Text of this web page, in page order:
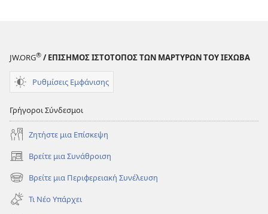
JW.ORG® / ΕΠΙΣΗΜΟΣ ΙΣΤΟΤΟΠΟΣ ΤΩΝ ΜΑΡΤΥΡΩΝ ΤΟΥ ΙΕΧΩΒΑ
Ρυθμίσεις Εμφάνισης
Γρήγοροι Σύνδεσμοι
Ζητήστε μια Επίσκεψη
Βρείτε μια Συνάθροιση
(ανοίγει
νέο
παράθυρο)
Βρείτε μια Περιφερειακή Συνέλευση
(ανοίγει
νέο
παράθυρο)
Τι Νέο Υπάρχει